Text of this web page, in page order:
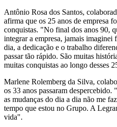
Antônio Rosa dos Santos,
afirma que os 25 anos de empresa
conquistas. "No final dos anos 90,
integrar a empresa, jamais imaginei
dia, a dedicação e o trabalho
passar tão rápido. São muitas
muitas conquistas ao longo desses
Marlene Rolemberg da Silva,
os 33 anos passaram
as mudanças do dia a dia não me
tempo que estou no Grupo. A
vida".